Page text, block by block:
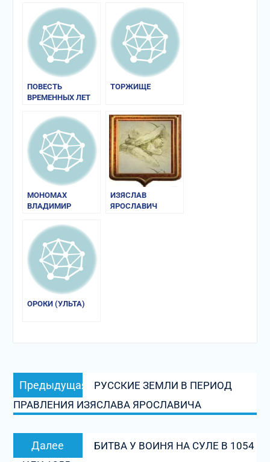
ПОВЕСТЬ
ВРЕМЕННЫХ ЛЕТ
ТОРЖИЩЕ
МОНОМАХ
ВЛАДИМИР
ИЗЯСЛАВ
ЯРОСЛАВИЧ
ОРОКИ (УЛЬТА)
Навигация
по
записям
Предыдущая
запись:
РУССКИЕ ЗЕМЛИ В ПЕРИОД
ПРАВЛЕНИЯ ИЗЯСЛАВА ЯРОСЛАВИЧА
Далее
запись:
БИТВА У ВОИНЯ НА СУЛЕ В 1054